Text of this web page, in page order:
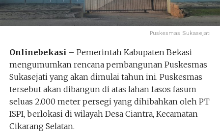
Puskesmas Sukasejati
Onlinebekasi – Pemerintah Kabupaten Bekasi
mengumumkan rencana pembangunan Puskesmas
Sukasejati yang akan dimulai tahun ini. Puskesmas
tersebut akan dibangun di atas lahan fasos fasum
seluas 2.000 meter persegi yang dihibahkan oleh PT
ISPI, berlokasi di wilayah Desa Ciantra, Kecamatan
Cikarang Selatan.